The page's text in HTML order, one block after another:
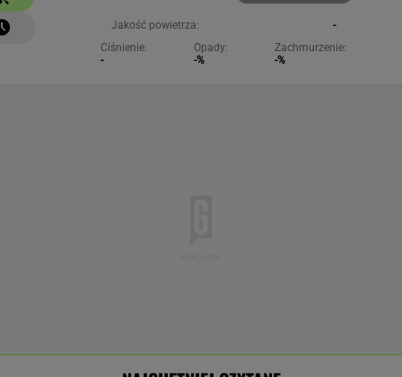
Jakość powietrza:
-
Ciśnienie:
-
Opady:
-%
Zachmurzenie:
-%